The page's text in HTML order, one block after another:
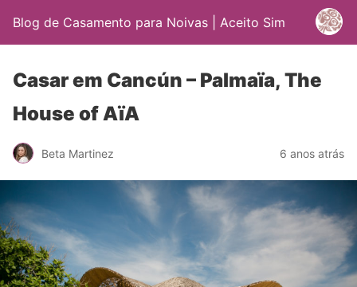
Blog de Casamento para Noivas | Aceito Sim
Casar em Cancún – Palmaïa, The
House of AïA
Beta Martinez 6 anos atrás